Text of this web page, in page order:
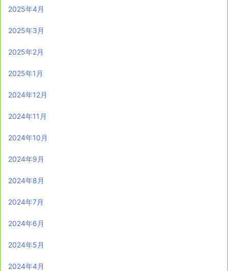
2025年4月
2025年3月
2025年2月
2025年1月
2024年12月
2024年11月
2024年10月
2024年9月
2024年8月
2024年7月
2024年6月
2024年5月
2024年4月